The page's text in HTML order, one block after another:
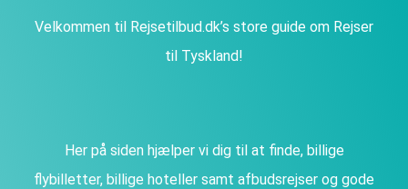
Velkommen til Rejsetilbud.dk’s store guide om Rejser
til Tyskland!
Her på siden hjælper vi dig til at finde, billige
flybilletter, billige hoteller samt afbudsrejser og gode